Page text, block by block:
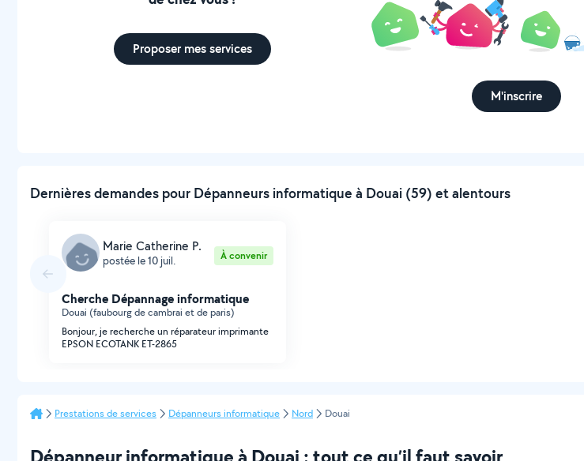
Proposer mes services
M'inscrire
Dernières demandes pour Dépanneurs informatique à Douai (59) et alentours
Marie Catherine P.
postée le 10 juil. À convenir
Cherche Dépannage informatique
Douai (faubourg de cambrai et de paris)
Bonjour, je recherche un réparateur imprimante
EPSON ECOTANK ET-2865
Prestations de services Dépanneurs informatique Nord Douai